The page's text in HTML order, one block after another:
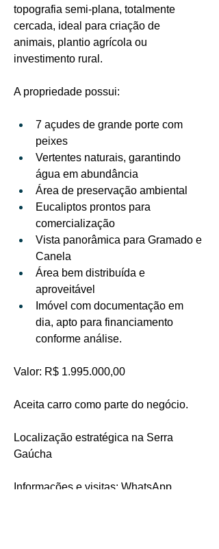
topografia semi-plana, totalmente
cercada, ideal para criação de
animais, plantio agrícola ou
investimento rural.
A propriedade possui:
7 açudes de grande porte com
peixes
Vertentes naturais, garantindo
água em abundância
Área de preservação ambiental
Eucaliptos prontos para
comercialização
Vista panorâmica para Gramado e
Canela
Área bem distribuída e
aproveitável
Imóvel com documentação em
dia, apto para financiamento
conforme análise.
Valor: R$ 1.995.000,00
Aceita carro como parte do negócio.
Localização estratégica na Serra
Gaúcha
Informações e visitas: WhatsApp